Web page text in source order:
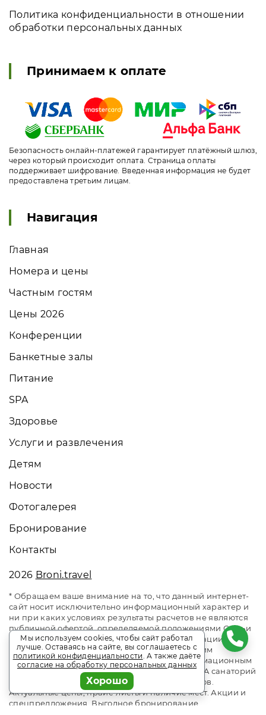
Политика конфиденциальности в отношении
обработки персональных данных
Принимаем к оплате
Безопасность онлайн-платежей гарантирует платёжный шлюз,
через который происходит оплата. Страница оплаты
поддерживает шифрование. Введенная информация не будет
предоставлена третьим лицам.
Навигация
Главная
Номера и цены
Частным гостям
Цены 2026
Конференции
Банкетные залы
Питание
SPA
Здоровье
Услуги и развлечения
Детям
Новости
Фотогалерея
Бронирование
Контакты
2026 Broni.travel
* Обращаем ваше внимание на то, что данный интернет-
сайт носит исключительно информационный характер и
ни при каких условиях результаты расчетов не являются
публичной офертой, определяемой положениями Статьи
437 Гражданского кодекса Российской Федерации. За
окончательным расчетом обращайтесь к нашим
менеджерам. Данный ресурс является информационным
сайтом сервиса бронирования Broni.travel. SPA санаторий
«Солотча». Сайт онлайн бронирования номеров.
Актуальные цены, прайс-листы и наличие мест. Акции и
спецпредложения. Выгодное бронирование.
Мы используем cookies, чтобы сайт работал
лучше. Оставаясь на сайте, вы соглашаетесь с
политикой конфиденциальности. А также даёте
согласие на обработку персональных данных
Хорошо